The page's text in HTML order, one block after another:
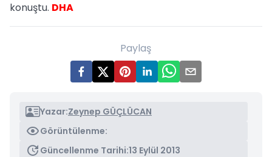
konuştu. DHA
Paylaş
Yazar:Zeynep GÜÇLÜCAN
Görüntülenme:
Güncellenme Tarihi:13 Eylül 2013